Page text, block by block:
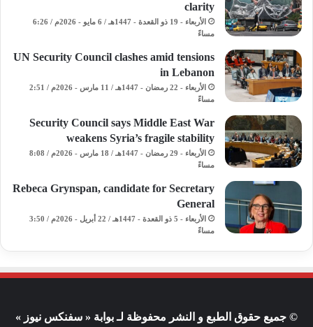
clarity
الأربعاء - 19 ذو القعدة - 1447هـ / 6 مايو - 2026م / 6:26
مساءً
UN Security Council clashes amid tensions
in Lebanon
الأربعاء - 22 رمضان - 1447هـ / 11 مارس - 2026م / 2:51
مساءً
Security Council says Middle East War
weakens Syria’s fragile stability
الأربعاء - 29 رمضان - 1447هـ / 18 مارس - 2026م / 8:08
مساءً
Rebeca Grynspan, candidate for Secretary
General
الأربعاء - 5 ذو القعدة - 1447هـ / 22 أبريل - 2026م / 3:50
مساءً
© جميع حقوق الطبع و النشر محفوظة لـ بوابة « سفنكس نيوز »